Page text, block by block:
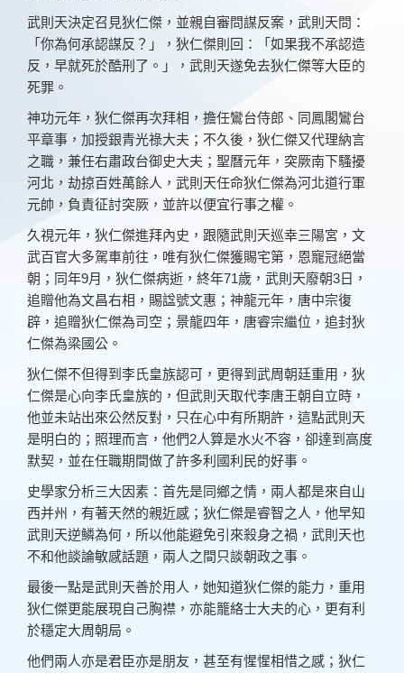
武則天決定召見狄仁傑，並親自審問謀反案，武則天問：
「你為何承認謀反？」，狄仁傑則回：「如果我不承認造
反，早就死於酷刑了。」，武則天遂免去狄仁傑等大臣的
死罪。
神功元年，狄仁傑再次拜相，擔任鸞台侍郎、同鳳閣鸞台
平章事，加授銀青光祿大夫；不久後，狄仁傑又代理納言
之職，兼任右肅政台御史大夫；聖曆元年，突厥南下騷擾
河北，劫掠百姓萬餘人，武則天任命狄仁傑為河北道行軍
元帥，負責征討突厥，並許以便宜行事之權。
久視元年，狄仁傑進拜內史，跟隨武則天巡幸三陽宮，文
武百官大多駕車前往，唯有狄仁傑獲賜宅第，恩寵冠絕當
朝；同年9月，狄仁傑病逝，終年71歲，武則天廢朝3日，
追贈他為文昌右相，賜諡號文惠；神龍元年，唐中宗復
辟，追贈狄仁傑為司空；景龍四年，唐睿宗繼位，追封狄
仁傑為梁國公。
狄仁傑不但得到李氏皇族認可，更得到武周朝廷重用，狄
仁傑是心向李氏皇族的，但武則天取代李唐王朝自立時，
他並未站出來公然反對，只在心中有所期許，這點武則天
是明白的；照理而言，他們2人算是水火不容，卻達到高度
默契，並在任職期間做了許多利國利民的好事。
史學家分析三大因素：首先是同鄉之情，兩人都是來自山
西并州，有著天然的親近感；狄仁傑是睿智之人，他早知
武則天逆鱗為何，所以他能避免引來殺身之禍，武則天也
不和他談論敏感話題，兩人之間只談朝政之事。
最後一點是武則天善於用人，她知道狄仁傑的能力，重用
狄仁傑更能展現自己胸襟，亦能籠絡士大夫的心，更有利
於穩定大周朝局。
他們兩人亦是君臣亦是朋友，甚至有惺惺相惜之感；狄仁